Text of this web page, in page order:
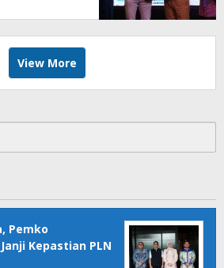
View More
Pemko
Kepastian PLN